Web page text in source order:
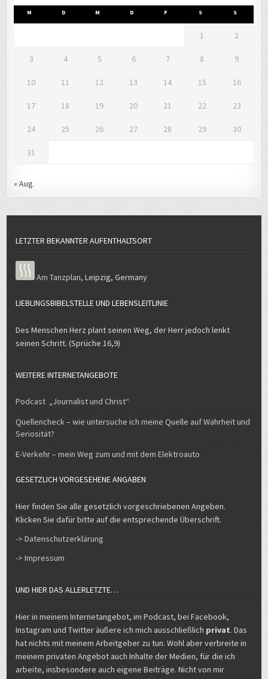
M D M D F S S
1 2
3 4 5 6 7 8 9
10 11 12 13 14 15 16
17 18 19 20 21 22 23
24 25 26 27 28 29 30
31
« Aug.
LETZTER BEKANNTER AUFENTHALTSORT
Am Tanzplan,Leipzig,Germany
LIEBLINGSBIBELSTELLE UND LEBENSLEITLINIE
Des Menschen Herz plant seinen Weg, der Herr jedoch lenkt
seinen Schritt. (Sprüche 16,9)
WEITERE INTERNETANGEBOTE
Podcast „Journalist und Christ“
Quellencheck – wie untersuche ich meine Quelle auf Wahrheit und
Seriosität?
E-Verkehr – mein Weg zum und mit dem Elektroauto
GESETZLICH VORGESEHENE ANGABEN
Hier finden Sie alle gesetzlich vorgeschriebenen Angeben.
Klicken Sie dafür bitte auf die entsprechende Überschrift.
-> Datenschutzerklärung
-> Impressum
UND HIER DAS ALLERLETZTE…
Hier in meinem Internetangebot, im Podcast, bei Facebook,
Instagram und Twitter äußere ich mich ausschließlich privat. Das
hat nichts mit meinem Arbeitgeber zu tun. Wohl aber verbreite in
meinem privaten Angebot auch Inhalte der Medien, für die ich
arbeite, insbesondere auch eigene Beiträge. Nicht von mir